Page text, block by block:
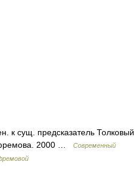
к сущ. предсказатель Толковый
2000 …
Современный